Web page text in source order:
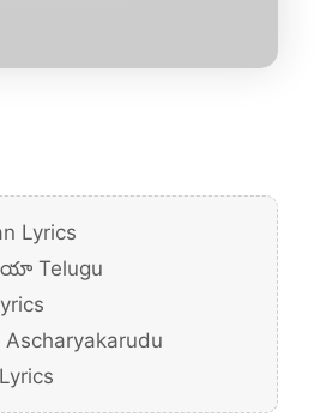
Lyrics
Telugu